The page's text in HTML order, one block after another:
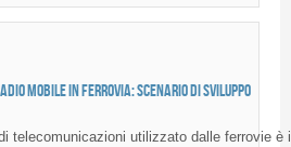
mobile in Ferrovia: scenario di sviluppo
telecomunicazioni utilizzato dalle ferrovie è